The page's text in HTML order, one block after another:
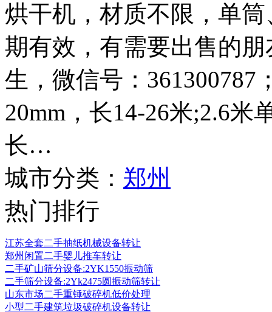
烘干机，材质不限，单
期有效，有需要出售的朋
生，微信号：361300787
20mm，长14-26米;2.6米
长…
城市分类： 郑州
热门排行
江苏全套二手抽纸机械设备转让
郑州闲置二手婴儿推车转让
二手矿山筛分设备:2YK1550振动筛
二手筛分设备:2Yk2475圆振动筛转让
山东市场二手重锤破碎机低价处理
小型二手建筑垃圾破碎机设备转让